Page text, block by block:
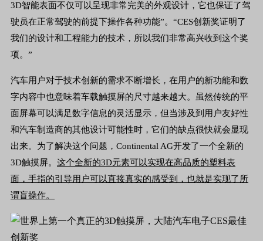
3D智能表面不仅可以呈现非常完美的外观设计，它也保证了驾
驶员在正常驾驶的前提下操作各种功能”。“CES创新奖证明了
我们的设计和工程能力的技术，所以我们非常高兴收到这个奖
项。”
汽车用户对于技术创新的需求不断增长，在用户的新功能和数
字内容中也意味着车载触摸屏的尺寸越来越大。虽然传统的平
面屏幕可以满足数字信息的灵活显示，但当涉及到用户友好性
和汽车制造商的其他设计可能性时，它们的缺点很快就会显现
出来。为了解决这个问题，Continental AG开发了一个全新的
3D触摸屏。 这个全新的3D元素可以实现在高品质的塑料表
面，手指的引导用户可以直接真实的感受到，也就是实现了所
谓盲操作。